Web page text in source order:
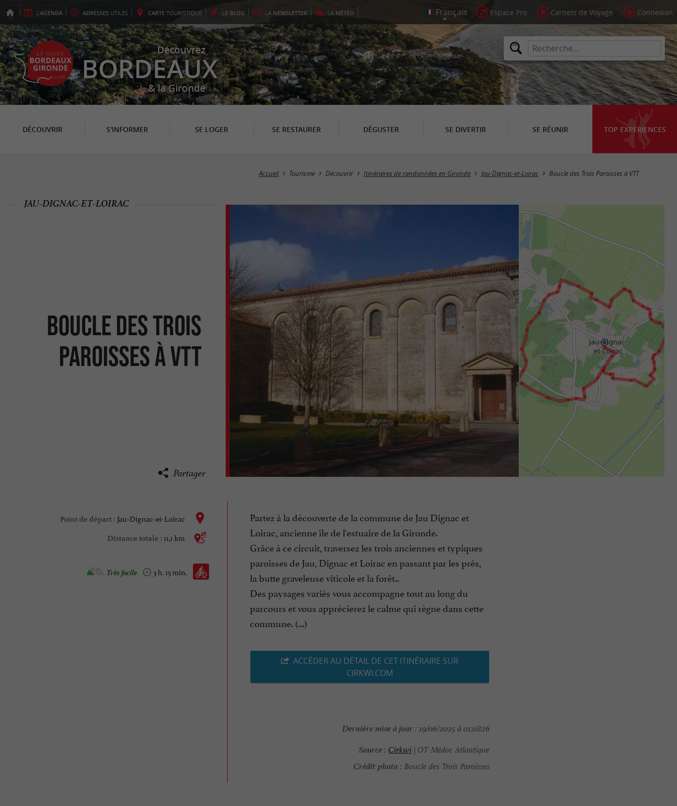
L'AGENDA ADRESSES UTILES CARTE TOURISTIQUE LE BLOG LA NEWSLETTER LA MÉTÉO Espace Pro Carnets de Voyage Connexion
Découvrez
BORDEAUX
& la Gironde
DÉCOUVRIR S'INFORMER SE LOGER SE RESTAURER DÉGUSTER SE DIVERTIR SE RÉUNIR TOP EXPÉRIENCES
Accueil Tourisme Découvrir Itinéraires de randonnées en Gironde Jau-Dignac-et-Loirac Boucle des Trois Paroisses à VTT
Boucle des Trois
Paroisses à VTT
JAU-DIGNAC-ET-LOIRAC
Partager
Point de départ : Jau-Dignac-et-Loirac
Distance totale : 11,1 km
Vtt :
3 h. 15 min.
Très facile
Partez à la découverte de la commune de Jau Dignac et
Loirac, ancienne île de l'estuaire de la Gironde.
Grâce à ce circuit, traversez les trois anciennes et typiques
paroisses de Jau, Dignac et Loirac en passant par les prés,
la butte graveleuse viticole et la forêt..
Des paysages variés vous accompagne tout au long du
parcours et vous apprécierez le calme qui règne dans cette
commune. (...)
ACCÉDER AU DÉTAIL DE CET ITINÉRAIRE SUR
CIRKWI.COM
Dernière mise à jour : 19/06/2025 à 01:08:16
Source : Cirkwi| OT Médoc Atlantique
Crédit photo : Boucle des Trois Paroisses